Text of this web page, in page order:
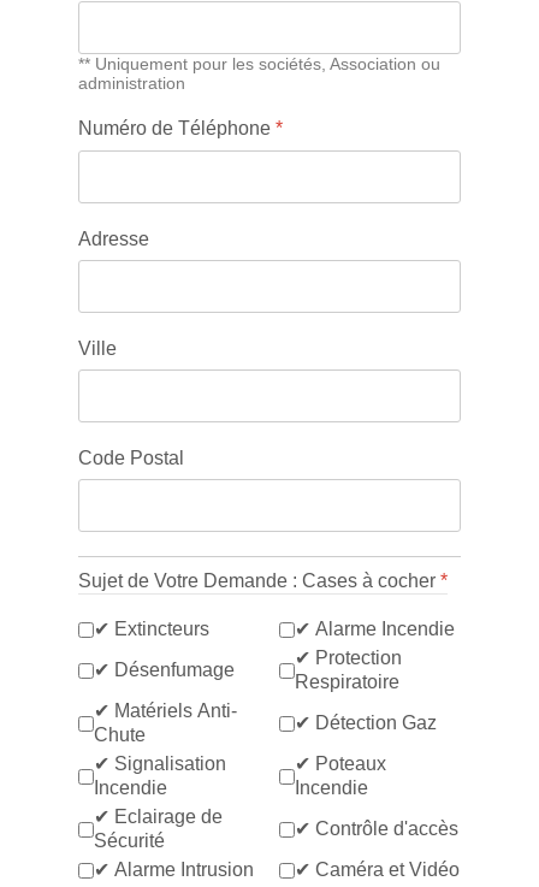
** Uniquement pour les sociétés, Association ou
administration
Numéro de Téléphone *
Adresse
Ville
Code Postal
Sujet de Votre Demande : Cases à cocher *
✔ Extincteurs
✔ Alarme Incendie
✔ Désenfumage
✔ Protection
Respiratoire
✔ Matériels Anti-
Chute
✔ Détection Gaz
✔ Signalisation
Incendie
✔ Poteaux
Incendie
✔ Eclairage de
Sécurité
✔ Contrôle d'accès
✔ Alarme Intrusion
✔ Caméra et Vidéo